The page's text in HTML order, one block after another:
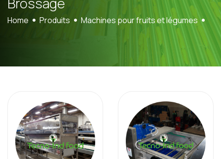
Home Produits Machines pour fruits et légumes